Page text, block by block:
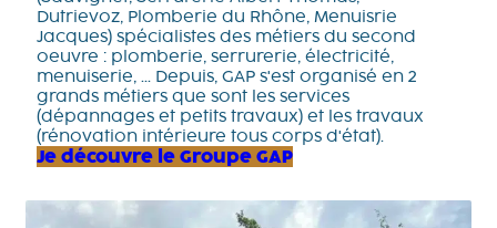
Dutrievoz, Plomberie du Rhône, Menuisrie
Jacques) spécialistes des métiers du second
oeuvre : plomberie, serrurerie, électricité,
menuiserie, ... Depuis, GAP s'est organisé en 2
grands métiers que sont les services
(dépannages et petits travaux) et les travaux
(rénovation intérieure tous corps d'état).
Je découvre le Groupe GAP